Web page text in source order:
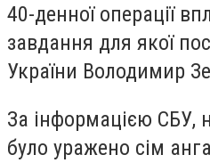
40-денної операції
завдання для якої
України Володимир
За інформацією СБУ,
було уражено сім